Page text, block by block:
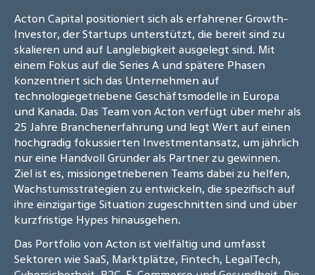
Acton Capital positioniert sich als erfahrener Growth-
Investor, der Startups unterstützt, die bereit sind zu
skalieren und auf Langlebigkeit ausgelegt sind. Mit
einem Fokus auf die Series A und spätere Phasen
konzentriert sich das Unternehmen auf
technologiegetriebene Geschäftsmodelle in Europa
und Kanada. Das Team von Acton verfügt über mehr als
25 Jahre Branchenerfahrung und legt Wert auf einen
hochgradig fokussierten Investmentansatz, um jährlich
nur eine Handvoll Gründer als Partner zu gewinnen.
Ziel ist es, missiongetriebenen Teams dabei zu helfen,
Wachstumsstrategien zu entwickeln, die spezifisch auf
ihre einzigartige Situation zugeschnitten sind und über
kurzfristige Hypes hinausgehen.
Das Portfolio von Acton ist vielfältig und umfasst
Sektoren wie SaaS, Marktplätze, Fintech, LegalTech,